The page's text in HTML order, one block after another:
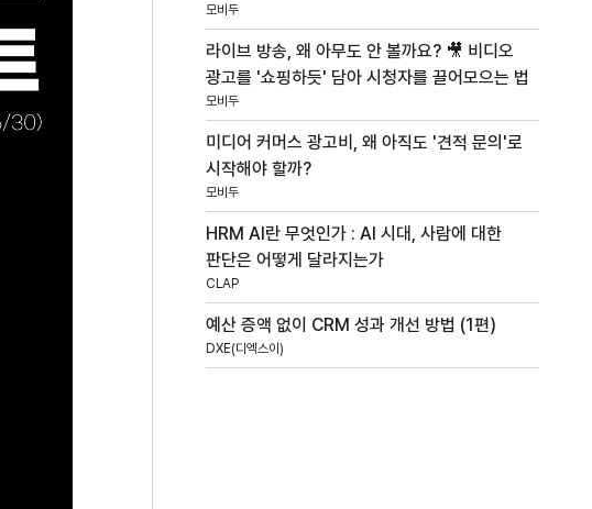
모비두
라이브 방송, 왜 아무도 안 볼까요? 🎥 비디오
광고를 '쇼핑하듯' 담아 시청자를 끌어모으는 법
모비두
미디어 커머스 광고비, 왜 아직도 '견적 문의'로
시작해야 할까?
모비두
HRM AI란 무엇인가 : AI 시대, 사람에 대한
판단은 어떻게 달라지는가
CLAP
예산 증액 없이 CRM 성과 개선 방법 (1편)
DXE(디엑스이)